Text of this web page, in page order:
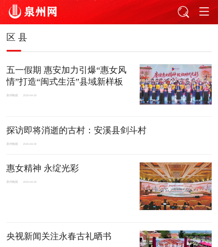
区 县
五一假期 惠安加力引爆“惠女风
情”打造“闽式生活”县域新样板
泉州晚报 2026-04-30
探访即将消逝的古村：安溪县剑斗村
泉州晚报 2026-04-30
惠女精神 永绽光彩
泉州晚报 2026-04-30
央视新闻关注永春古礼晒书